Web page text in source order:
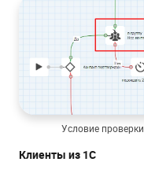
Условие
Клиенты из 1С